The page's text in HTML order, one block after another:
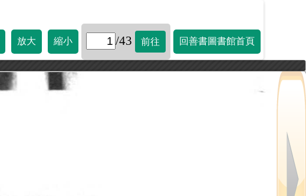
放大 縮小 /43 前往 回善書圖書館首頁